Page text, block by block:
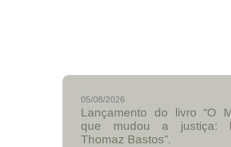
05/08/2026
Lançamento do livro “O
que mudou a justiça:
Thomaz Bastos”.